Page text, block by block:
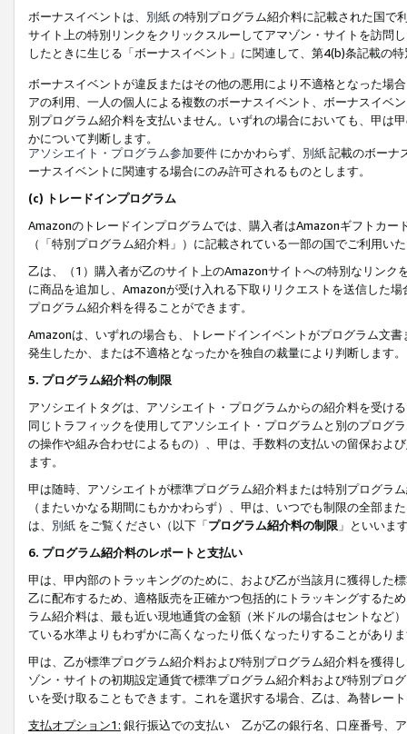
ボーナスイベントは、 別紙の特別プログラム紹介料に記載された国で
サイト上の特別リンクをクリックスルーしてアマゾン・サイトを訪問
したときに生じる「ボーナスイベント」に関連して、第4(b)条記載の
ボーナスイベントが違反またはその他の悪用により不適格となった場
アの利用、一人の個人による複数のボーナスイベント、ボーナスイベ
別プログラム紹介料を支払いません。いずれの場合においても、甲は
かについて判断します。
アソシエイト・プログラム参加要件 にかかわらず、 別紙記載のボーナ
ーナスイベントに関連する場合にのみ許可されるものとします。
(c) トレードインプログラム
Amazonのトレードインプログラムでは、購入者はAmazonギフトカ
（「特別プログラム紹介料」）に記載されている一部の国でご利用い
乙は、（1）購入者が乙のサイト上のAmazonサイトへの特別なリン
に商品を追加し、Amazonが受け入れる下取りリクエストを送信した
プログラム紹介料を得ることができます。
Amazonは、いずれの場合も、トレードインイベントがプログラム文
発生したか、または不適格となったかを独自の裁量により判断します。
5. プログラム紹介料の制限
アソシエイトタグは、アソシエイト・プログラムからの紹介料を受け
同じトラフィックを使用してアソシエイト・プログラムと別のプログ
の操作や組み合わせによるもの）、甲は、手数料の支払いの留保およ
ます。
甲は随時、アソシエイトが標準プログラム紹介料または特別プログラ
（またいかなる期間にもかかわらず）、甲は、いつでも制限の全部
は、 別紙 をご覧ください（以下「プログラム紹介料の制限 」といいま
6. プログラム紹介料のレポートと支払い
甲は、甲内部のトラッキングのために、および乙が当該月に獲得した
乙に配布するため、適格販売を正確かつ包括的にトラッキングするた
ラム紹介料は、最も近い現地通貨の金額（米ドルの場合はセントなど
ている水準よりもわずかに高くなったり低くなったりすることがあり
甲は、乙が標準プログラム紹介料および特別プログラム紹介料を獲得
ゾン・サイトの初期設定通貨で標準プログラム紹介料および特別プロ
いを受け取ることもできます。これを選択する場合、乙は、為替レー
支払オプション1: 銀行振込での支払い 乙が乙の銀行名、口座番号、